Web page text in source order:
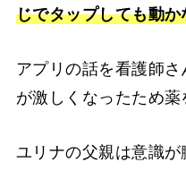
じでタップしても動
アプリの話を看護師
が激しくなったため薬
ユリナの父親は意識が